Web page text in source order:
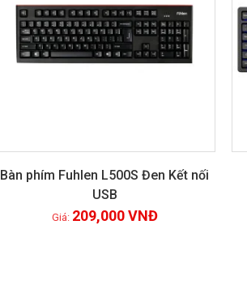
Xem chi tiết
Bàn phím Fuhlen L500S Đen Kết nối
USB
209,000VNĐ